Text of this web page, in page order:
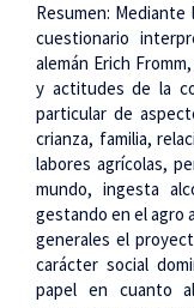
Resumen:
cuestionario
alemán Erich
y actitudes de la
particular de
crianza, familia,
labores agrícolas,
mundo, ingesta
gestando en el agro
generales el
carácter social
papel en cuanto